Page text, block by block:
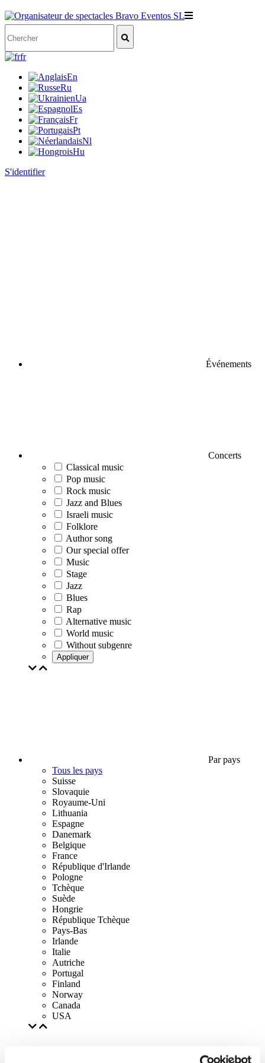
fr
En
Ru
Ua
Es
Fr
Pt
Nl
Hu
S'identifier
Événements
Concerts
Classical music
Pop music
Rock music
Jazz and Blues
Israeli music
Folklore
Author song
Our special offer
Music
Stage
Jazz
Blues
Rap
Alternative music
World music
Without subgenre
Appliquer
Par pays
Tous les pays
Suisse
Slovaquie
Royaume-Uni
Lithuania
Espagne
Danemark
Belgique
France
République d'Irlande
Pologne
Tchèque
Suède
Hongrie
République Tchèque
Pays-Bas
Irlande
Italie
Autriche
Portugal
Finland
Norway
Canada
USA